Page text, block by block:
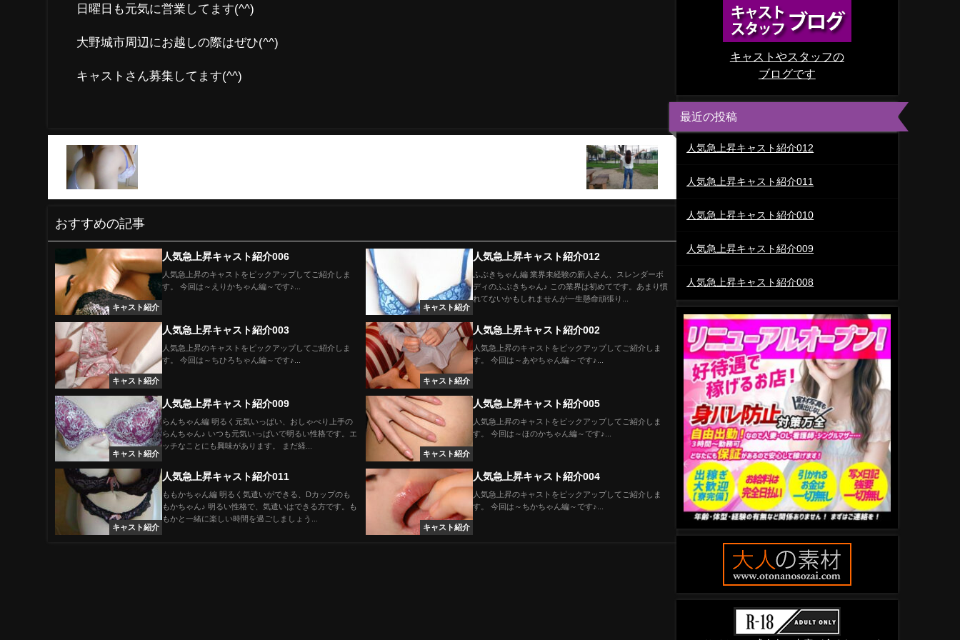
日曜日も元気に営業してます(^^)
大野城市周辺にお越しの際はぜひ(^^)
キャストさん募集してます(^^)
おすすめの記事
キャスト紹介
人気急上昇キャスト紹介006
人気急上昇のキャストをピックアップしてご紹介しま
す。 今回は～えりかちゃん編～です♪...
キャスト紹介
人気急上昇キャスト紹介012
ふぶきちゃん編 業界未経験の新人さん、スレンダーボ
ディのふぶきちゃん♪ この業界は初めてです。あまり慣
れてないかもしれませんが一生懸命頑張り...
キャスト紹介
人気急上昇キャスト紹介003
人気急上昇のキャストをピックアップしてご紹介しま
す。 今回は～ちひろちゃん編～です♪...
キャスト紹介
人気急上昇キャスト紹介002
人気急上昇のキャストをピックアップしてご紹介しま
す。 今回は～あやちゃん編～です♪...
キャスト紹介
人気急上昇キャスト紹介009
らんちゃん編 明るく元気いっぱい、おしゃべり上手の
らんちゃん♪ いつも元気いっぱいで明るい性格です。エ
ッチなことにも興味があります。 まだ経...
キャスト紹介
人気急上昇キャスト紹介005
人気急上昇のキャストをピックアップしてご紹介しま
す。 今回は～ほのかちゃん編～です♪...
キャスト紹介
人気急上昇キャスト紹介011
ももかちゃん編 明るく気遣いができる、Dカップのも
もかちゃん♪ 明るい性格で、気遣いはできる方です。も
もかと一緒に楽しい時間を過ごしましょう...
キャスト紹介
人気急上昇キャスト紹介004
人気急上昇のキャストをピックアップしてご紹介しま
す。 今回は～ちかちゃん編～です♪...
キャストやスタッフの
ブログです
最近の投稿
人気急上昇キャスト紹介012
人気急上昇キャスト紹介011
人気急上昇キャスト紹介010
人気急上昇キャスト紹介009
人気急上昇キャスト紹介008